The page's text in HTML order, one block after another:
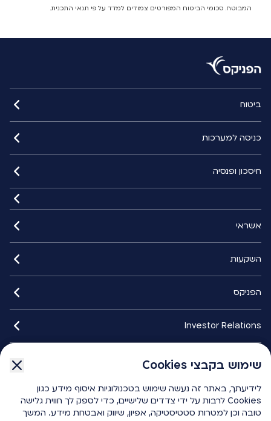
שימוש בקבצי Cookies
לידיעתך, באתר זה נעשה שימוש בטכנולוגיות איסוף מידע כגון
Cookies לרבות על ידי צדדים שלישיים, כדי לספק לך חווית גלישה
טובה וכן למטרות סטטיסטיקה, אפיון, שיווק ואבטחת מידע. המשך
המבוטח. סכומי הביטוח המפורטים צמודים למדד על פי תנאי התכנית.
ביטוח
כניסה למערכות
חיסכון ופנסיה
אשראי
השקעות
הפניקס
Investor Relations
הפניקס smart
שימוש בקבצי Cookies
לידיעתך, באתר זה נעשה שימוש בטכנולוגיות איסוף מידע כגון
Cookies לרבות על ידי צדדים שלישיים, כדי לספק לך חווית גלישה
טובה וכן למטרות סטטיסטיקה, אפיון, שיווק ואבטחת מידע. המשך